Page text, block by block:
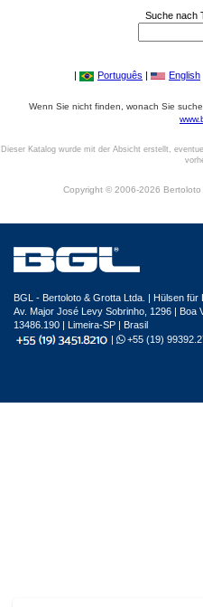
Suche nach
| Português | English
Wenn Sie nicht finden, wonach Sie
Dieser Katalog wurde mit der Absicht erstellt,
Copyright © 2006-2026 Bertoloto
BGL - Bertoloto & Grotta Ltda. | Hülsen für
Av. Major José Levy Sobrinho, 1296 | Boa
13486.190 | Limeira-SP | Brasil
|
+55 (19)